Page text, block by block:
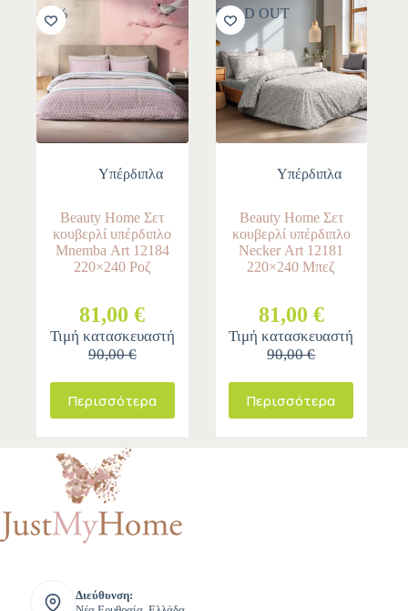
-10%
Yπέρδιπλα
Beauty Home Σετ
κουβερλί υπέρδιπλο
Mnemba Αrt 12184
220×240 Ροζ
81,00 €
Τιμή κατασκευαστή
90,00 €
Περισσότερα
SOLD OUT
Yπέρδιπλα
Beauty Home Σετ
κουβερλί υπέρδιπλο
Necker Αrt 12181
220×240 Μπεζ
81,00 €
Τιμή κατασκευαστή
90,00 €
Περισσότερα
Διεύθυνση: